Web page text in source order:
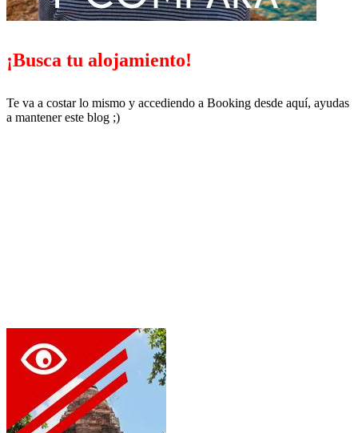
¡Busca tu alojamiento!
Te va a costar lo mismo y accediendo a Booking desde aquí, ayudas
a mantener este blog ;)